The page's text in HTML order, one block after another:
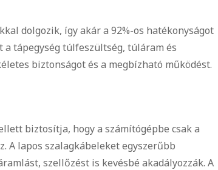
dolgozik, így akár a 92%-os hatékonyságot
a tápegység túlfeszültség, túláram és
biztonságot és a megbízható működést.
biztosítja, hogy a számítógépbe csak a
A lapos szalagkábeleket egyszerűbb
szellőzést is kevésbé akadályozzák. A